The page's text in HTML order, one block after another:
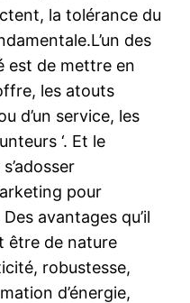
la tolérance du
des
est de mettre en
les atouts
d’un service, les
‘. Et le
pour
avantages qu’il
être de nature
robustesse,
d’énergie,